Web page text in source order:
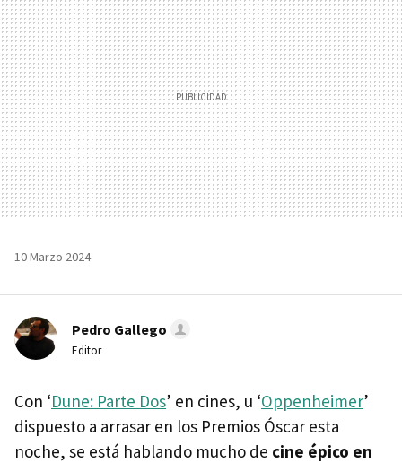
10 Marzo 2024
Pedro Gallego
Editor
Con ‘Dune: Parte Dos’ en cines, u ‘Oppenheimer’
dispuesto a arrasar en los Premios Óscar esta
noche, se está hablando mucho de cine épico en